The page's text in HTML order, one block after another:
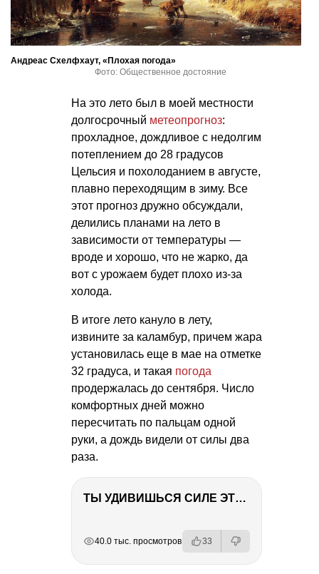
Андреас Схелфхаут, «Плохая погода»
Фото: Общественное достояние
На это лето был в моей местности
долгосрочный метеопрогноз:
прохладное, дождливое с недолгим
потеплением до 28 градусов
Цельсия и похолоданием в августе,
плавно переходящим в зиму. Все
этот прогноз дружно обсуждали,
делились планами на лето в
зависимости от температуры —
вроде и хорошо, что не жарко, да
вот с урожаем будет плохо из-за
холода.
В итоге лето кануло в лету,
извините за каламбур, причем жара
установилась еще в мае на отметке
32 градуса, и такая погода
продержалась до сентября. Число
комфортных дней можно
пересчитать по пальцам одной
руки, а дождь видели от силы два
раза.
ТЫ УДИВИШЬСЯ СИЛЕ ЭТО ЧЕЛОВЕКА! Блог о нашей поездке в Вышний Волочек
40.0 тыс. просмотров 33